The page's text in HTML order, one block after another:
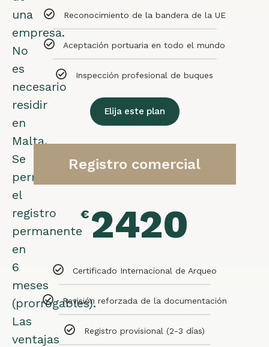
una
empresa.
No
es
necesario
residir
en
Malta.
Se
permite
el
registro
permanente
en
6
meses
(prorrogables).
Las
ventajas
Reconocimiento de la bandera de la UE
Aceptación portuaria en todo el mundo
Inspección profesional de buques
Elija este plan
Registro comercial
€ 2420
Certificado Internacional de Arqueo
Revisión reforzada de la documentación
Registro provisional (2-3 días)